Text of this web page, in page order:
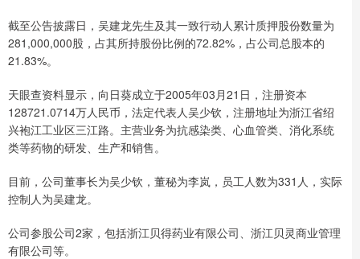
截至公告披露日，吴建龙先生及其一致行动人累计质押股份数量为
281,000,000股，占其所持股份比例的72.82%，占公司总股本的
21.83%。
天眼查资料显示，向日葵成立于2005年03月21日，注册资本
128721.0714万人民币，法定代表人吴少钦，注册地址为浙江省绍
兴袍江工业区三江路。主营业务为抗感染类、心血管类、消化系统
类等药物的研发、生产和销售。
目前，公司董事长为吴少钦，董秘为李岚，员工人数为331人，实际
控制人为吴建龙。
公司参股公司2家，包括浙江贝得药业有限公司、浙江贝灵商业管理
有限公司等。